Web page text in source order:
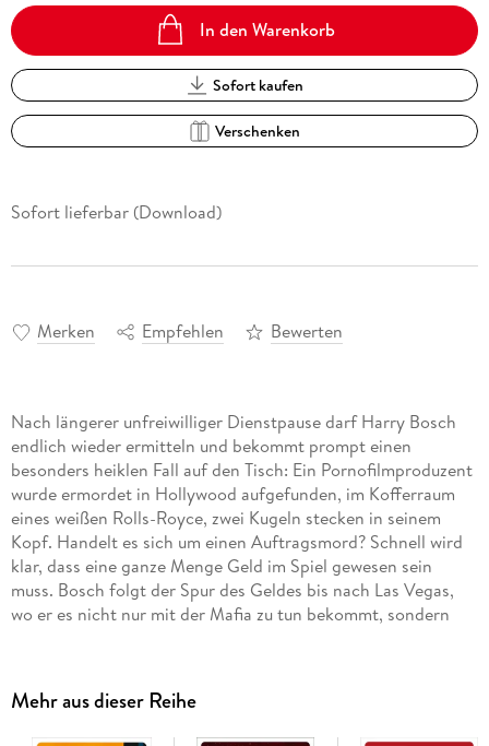
In den Warenkorb
Sofort kaufen
Verschenken
Sofort lieferbar (Download)
Merken Empfehlen Bewerten
Nach längerer unfreiwilliger Dienstpause darf Harry Bosch
endlich wieder ermitteln und bekommt prompt einen
besonders heiklen Fall auf den Tisch: Ein Pornofilmproduzent
wurde ermordet in Hollywood aufgefunden, im Kofferraum
eines weißen Rolls-Royce, zwei Kugeln stecken in seinem
Kopf. Handelt es sich um einen Auftragsmord? Schnell wird
klar, dass eine ganze Menge Geld im Spiel gewesen sein
muss. Bosch folgt der Spur des Geldes bis nach Las Vegas,
wo er es nicht nur mit der Mafia zu tun bekommt, sondern
Mehr aus dieser Reihe